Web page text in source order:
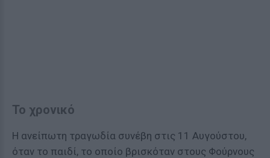
Το χρονικό
Η ανείπωτη τραγωδία συνέβη στις 11 Αυγούστου,
όταν το παιδί, το οποίο βρισκόταν στους Φούρνους